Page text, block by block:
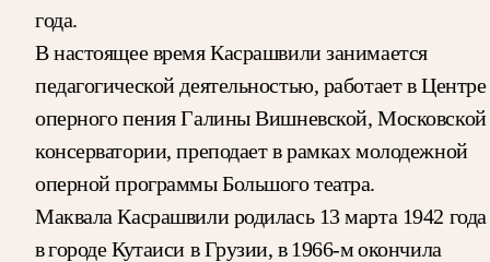
года.
В настоящее время Касрашвили занимается
педагогической деятельностью, работает в Центре
оперного пения Галины Вишневской, Московской
консерватории, преподает в рамках молодежной
оперной программы Большого театра.
Маквала Касрашвили родилась 13 марта 1942 года
в городе Кутаиси в Грузии, в 1966-м окончила